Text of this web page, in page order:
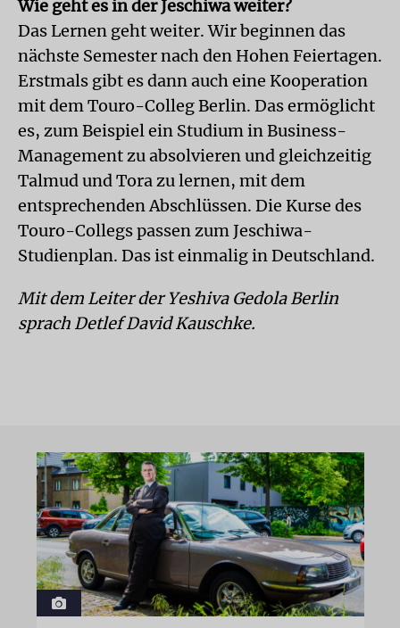
Wie geht es in der Jeschiwa weiter?
Das Lernen geht weiter. Wir beginnen das
nächste Semester nach den Hohen Feiertagen.
Erstmals gibt es dann auch eine Kooperation
mit dem Touro-Colleg Berlin. Das ermöglicht
es, zum Beispiel ein Studium in Business-
Management zu absolvieren und gleichzeitig
Talmud und Tora zu lernen, mit dem
entsprechenden Abschlüssen. Die Kurse des
Touro-Collegs passen zum Jeschiwa-
Studienplan. Das ist einmalig in Deutschland.
Mit dem Leiter der Yeshiva Gedola Berlin
sprach Detlef David Kauschke.